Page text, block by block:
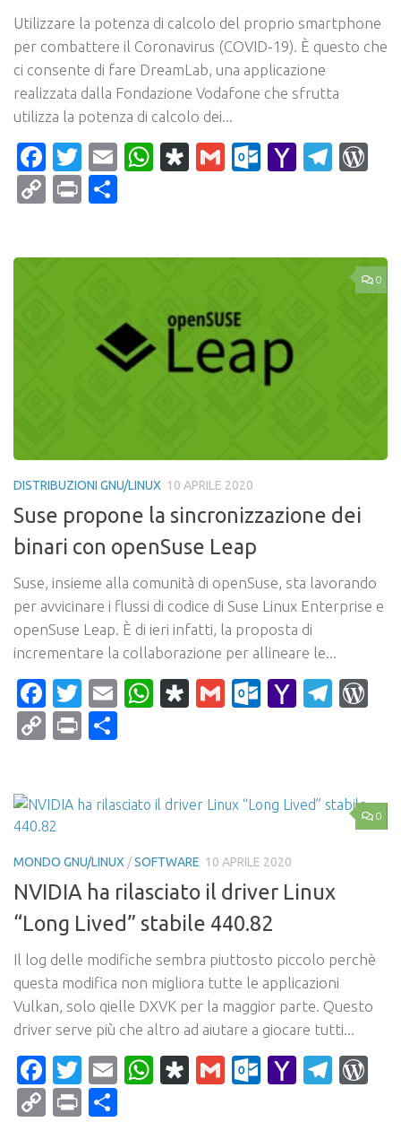
Utilizzare la potenza di calcolo del proprio smartphone
per combattere il Coronavirus (COVID-19). È questo che
ci consente di fare DreamLab, una applicazione
realizzata dalla Fondazione Vodafone che sfrutta
utilizza la potenza di calcolo dei...
Facebook
Twitter
EmailWhatsApp
Diaspora
Gmail Yahoo
CopyPrint
0
DISTRIBUZIONI GNU/LINUX 10 APRILE 2020
Suse propone la sincronizzazione dei
binari con openSuse Leap
Suse, insieme alla comunità di openSuse, sta lavorando
per avvicinare i flussi di codice di Suse Linux Enterprise e
openSuse Leap. È di ieri infatti, la proposta di
incrementare la collaborazione per allineare le...
Facebook
Twitter
EmailWhatsApp
Diaspora
Gmail Yahoo
CopyPrint
0
MONDO GNU/LINUX /SOFTWARE 10 APRILE 2020
NVIDIA ha rilasciato il driver Linux
“Long Lived” stabile 440.82
Il log delle modifiche sembra piuttosto piccolo perchè
questa modifica non migliora tutte le applicazioni
Vulkan, solo qielle DXVK per la maggior parte. Questo
driver serve più che altro ad aiutare a giocare tutti...
Facebook
Twitter
EmailWhatsApp
Diaspora
Gmail Yahoo
CopyPrint